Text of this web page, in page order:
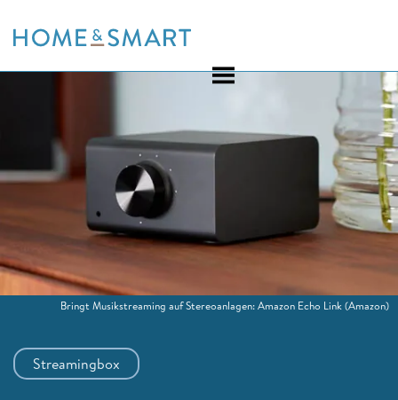
to
Streamingbox
Bringt Musikstreaming auf Stereoanlagen: Amazon Echo Link(Amazon)